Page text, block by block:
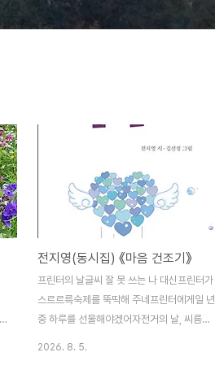
전지영(동시집) 《마음 건조기》
프린터의 날글씨 잘 못 쓰는 나 대신프린터가
스르르륵숙제를 뚝딱해 주네프린터에게일 년
중 하루를 선물해야겠어자전거의 날, 씨름의
2026. 8. 5.